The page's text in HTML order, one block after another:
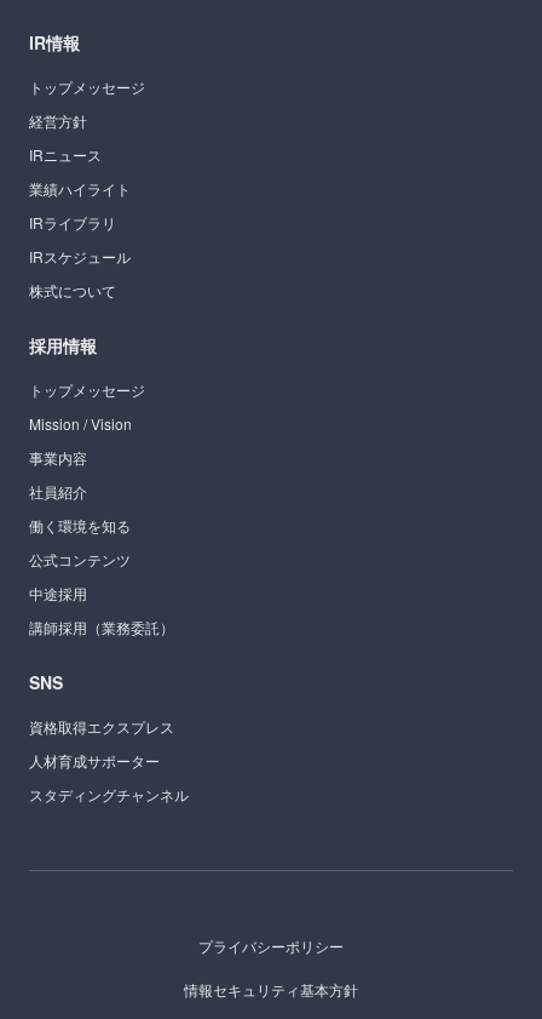
IR情報
トップメッセージ
経営方針
IRニュース
業績ハイライト
IRライブラリ
IRスケジュール
株式について
採用情報
トップメッセージ
Mission / Vision
事業内容
社員紹介
働く環境を知る
公式コンテンツ
中途採用
講師採用（業務委託）
SNS
資格取得エクスプレス
人材育成サポーター
スタディングチャンネル
プライバシーポリシー
情報セキュリティ基本方針